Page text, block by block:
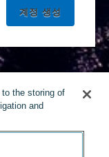
to the storing of
and